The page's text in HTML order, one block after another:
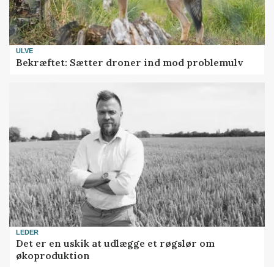
ULVE
Bekræftet: Sætter droner ind mod problemulv
LEDER
Det er en uskik at udlægge et røgslør om
økoproduktion